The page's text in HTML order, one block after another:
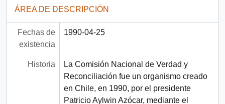
ÁREA DE DESCRIPCIÓN
Fechas de
existencia
1990-04-25
Historia
La Comisión Nacional de Verdad y
Reconciliación fue un organismo creado
en Chile, en 1990, por el presidente
Patricio Aylwin Azócar, mediante el